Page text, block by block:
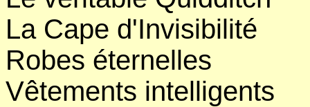
La Cape d'Invisibilité
Robes éternelles
Vêtements intelligents